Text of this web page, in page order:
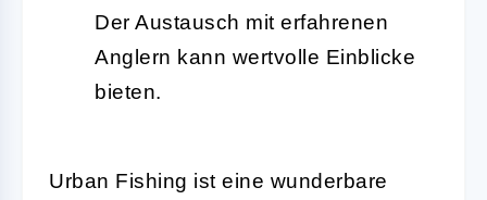
Der Austausch mit erfahrenen
Anglern kann wertvolle Einblicke
bieten.
Urban Fishing ist eine wunderbare